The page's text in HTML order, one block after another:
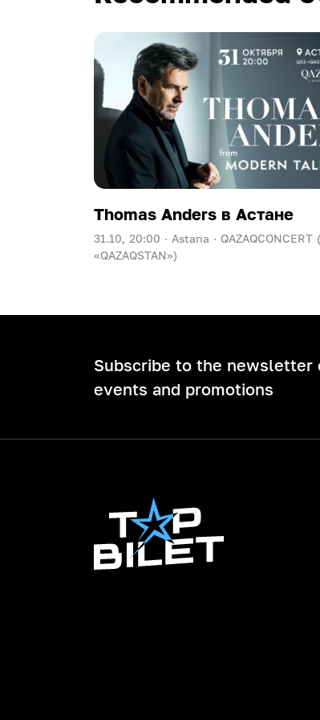
Thomas Anders в Астане
31.10, 20:00 · Astana ·
«QAZAQSTAN»)
Subscribe to the newsletter
events and promotions